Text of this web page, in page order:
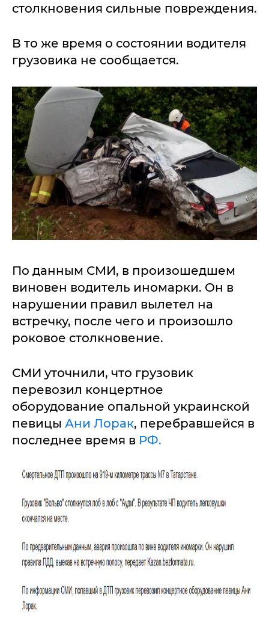
столкновения сильные повреждения.
В то же время о состоянии водителя
грузовика не сообщается.
По данным СМИ, в произошедшем
виновен водитель иномарки. Он в
нарушении правил вылетел на
встречку, после чего и произошло
роковое столкновение.
СМИ уточнили, что грузовик
перевозил концертное
оборудование опальной украинской
певицы Ани Лорак, перебравшейся в
последнее время в РФ.